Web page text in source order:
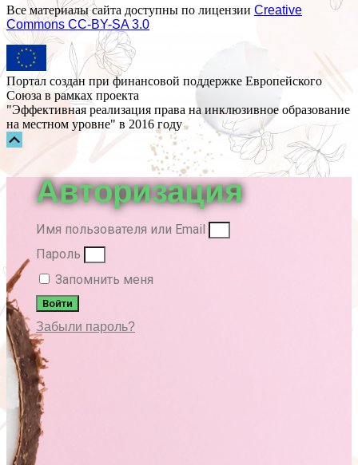
Все материалы сайта доступны по лицензии Creative
Commons СС-BY-SA 3.0
Портал создан при финансовой поддержке Европейского
Союза в рамках проекта
"Эффективная реализация права на инклюзивное образование
на местном уровне" в 2016 году
Прокрутка
Авторизация
Имя пользователя или Email
Пароль
Запомнить меня
Войти
Забыли пароль?